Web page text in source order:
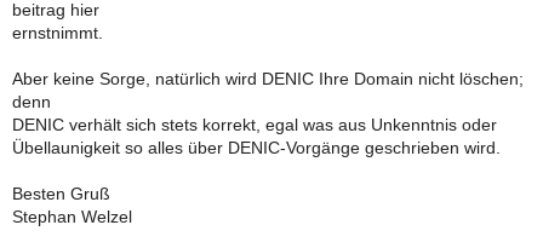
beitrag hier
ernstnimmt.
Aber keine Sorge, natürlich wird DENIC Ihre Domain nicht löschen;
denn
DENIC verhält sich stets korrekt, egal was aus Unkenntnis oder
Übellaunigkeit so alles über DENIC-Vorgänge geschrieben wird.
Besten Gruß
Stephan Welzel